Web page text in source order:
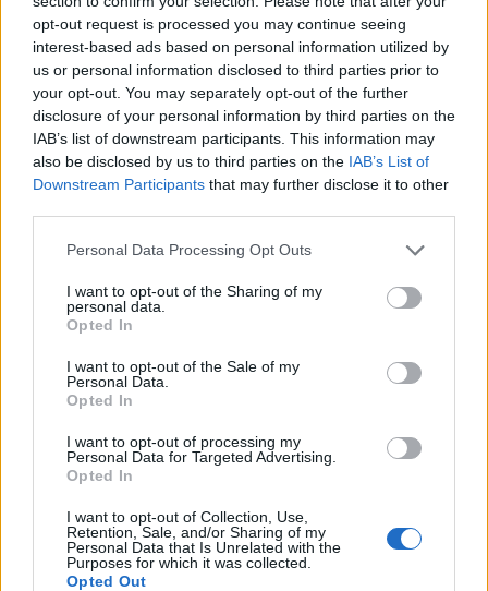
opt-out request is processed you may continue seeing
interest-based ads based on personal information utilized by
us or personal information disclosed to third parties prior to
your opt-out. You may separately opt-out of the further
disclosure of your personal information by third parties on the
IAB’s list of downstream participants. This information may
also be disclosed by us to third parties on the IAB’s List of
Downstream Participants that may further disclose it to other
Personal Data Processing Opt Outs
I want to opt-out of the Sharing of my
personal data.
Opted In
I want to opt-out of the Sale of my
Personal Data.
Opted In
I want to opt-out of processing my
Personal Data for Targeted Advertising.
Opted In
I want to opt-out of Collection, Use,
Retention, Sale, and/or Sharing of my
Personal Data that Is Unrelated with the
Purposes for which it was collected.
Opted Out
considerazione offerte soltanto a partire da una cifra
compresa tra i 50 e i 55 milioni. Una valutazione molto elevata
che potrebbe trasformare l’eventuale trasferimento del
norvegese in una delle operazioni più costose della prossima
estate. Secondo le ultime indiscrezioni, la sfida più concreta al
momento potrebbe essere quella tra Napoli e Newcastle, con
entrambe le società intenzionate a convincere il giocatore
attraverso il progetto tecnico e sportivo proposto.
VAI ALLA VERSIONE CLASSICA